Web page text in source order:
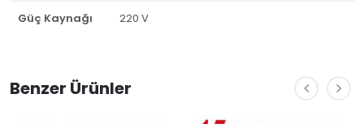
Güç Kaynağı 220 V
Benzer Ürünler